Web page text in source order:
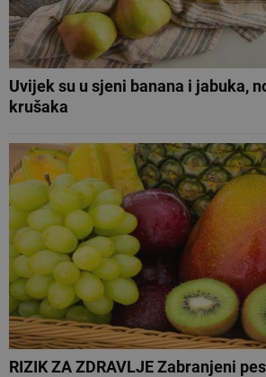
Uvijek su u sjeni banana i jabuka,
krušaka
RIZIK ZA ZDRAVLJE Zabranjeni